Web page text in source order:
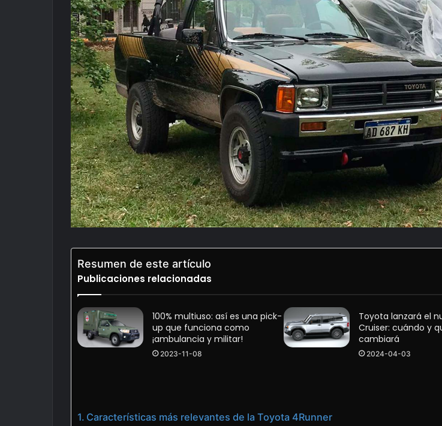
Resumen de este artículo
Publicaciones relacionadas
100% multiuso: así es una pick-
up que funciona como
¡ambulancia y militar!
2023-11-08
Toyota lanzará el
Cruiser: cuándo y
cambiará
2024-04-03
Características más relevantes de la Toyota 4Runner